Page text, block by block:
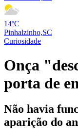
14ºC
Pinhalzinho,SC
Curiosidade
Onça
porta de
Não havia
aparição do